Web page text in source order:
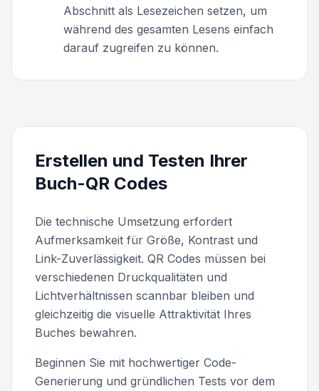
Abschnitt als Lesezeichen setzen, um
während des gesamten Lesens einfach
darauf zugreifen zu können.
Erstellen und Testen Ihrer
Buch-QR Codes
Die technische Umsetzung erfordert
Aufmerksamkeit für Größe, Kontrast und
Link-Zuverlässigkeit. QR Codes müssen bei
verschiedenen Druckqualitäten und
Lichtverhältnissen scannbar bleiben und
gleichzeitig die visuelle Attraktivität Ihres
Buches bewahren.
Beginnen Sie mit hochwertiger Code-
Generierung und gründlichen Tests vor dem